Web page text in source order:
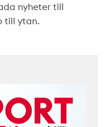
nyheter till
till ytan.